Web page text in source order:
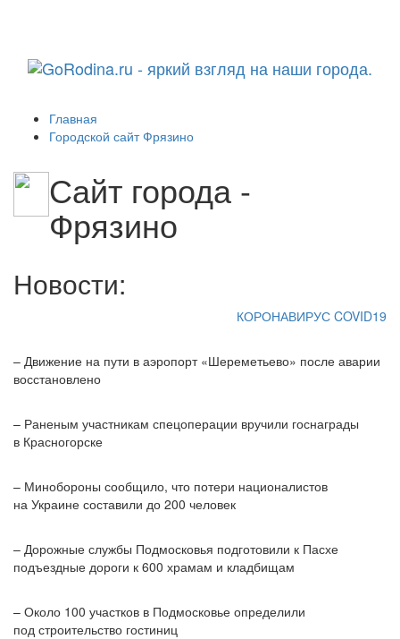
Главная
Городской сайт Фрязино
Сайт города -
Фрязино
Новости:
КОРОНАВИРУС COVID19
– Движение на пути в аэропорт «Шереметьево» после аварии
восстановлено
– Раненым участникам спецоперации вручили госнаграды
в Красногорске
– Минобороны сообщило, что потери националистов
на Украине составили до 200 человек
– Дорожные службы Подмосковья подготовили к Пасхе
подъездные дороги к 600 храмам и кладбищам
– Около 100 участков в Подмосковье определили
под строительство гостиниц